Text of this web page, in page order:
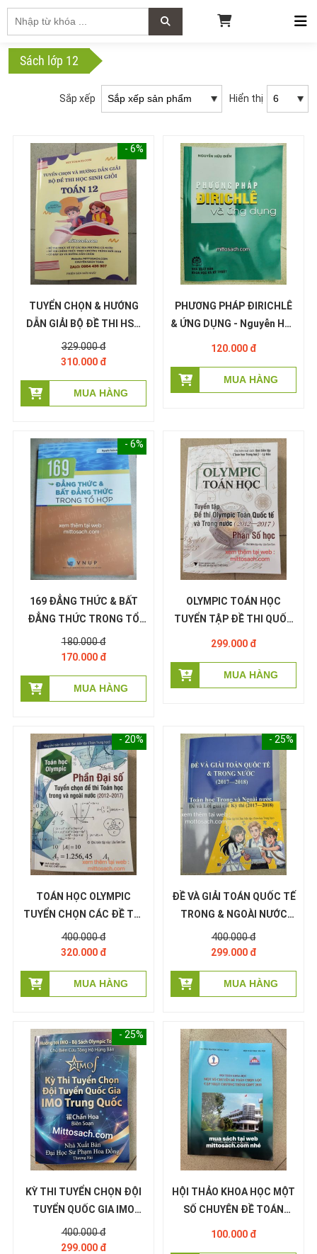
Sách lớp 12
Sắp xếp Hiển thị
- 6%
TUYỂN CHỌN & HƯỚNG
DẪN GIẢI BỘ ĐỀ THI HSG
TOÁN 12-2026
329.000 đ
310.000 đ
PHƯƠNG PHÁP ĐIRICHLÊ
& ỨNG DỤNG - Nguyễn Hữu
120.000 đ
- 6%
169 ĐẲNG THỨC & BẤT
ĐẲNG THỨC TRONG TỔ
HỢP - Nguyễn Tuấn Anh
180.000 đ
170.000 đ
OLYMPIC TOÁN HỌC
TUYỂN TẬP ĐỀ THI QUỐC
299.000 đ
- 20%
TOÁN HỌC OLYMPIC
TUYỂN CHỌN CÁC ĐỀ THI
TOÁN HỌC TRONG &
NGOÀI NƯỚC (2012-2017)
400.000 đ
320.000 đ
- 25%
ĐỀ VÀ GIẢI TOÁN QUỐC TẾ
TRONG & NGOÀI NƯỚC
2017-2018
400.000 đ
299.000 đ
- 25%
KỲ THI TUYỂN CHỌN ĐỘI
TUYỂN QUỐC GIA IMO
TRUNG QUỐC - Chấn Hoa
Biên Soạn
400.000 đ
299.000 đ
HỘI THẢO KHOA HỌC MỘT
SỐ CHUYÊN ĐỀ TOÁN
100.000 đ